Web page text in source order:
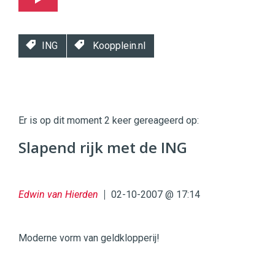
ING Koopplein.nl
|
Digital
Commerce https://twinklemagazine.nl
Er is op dit moment 2 keer gereageerd op:
Slapend rijk met de ING
Edwin van Hierden 02-10-2007 @ 17:14
Moderne vorm van geldklopperij!